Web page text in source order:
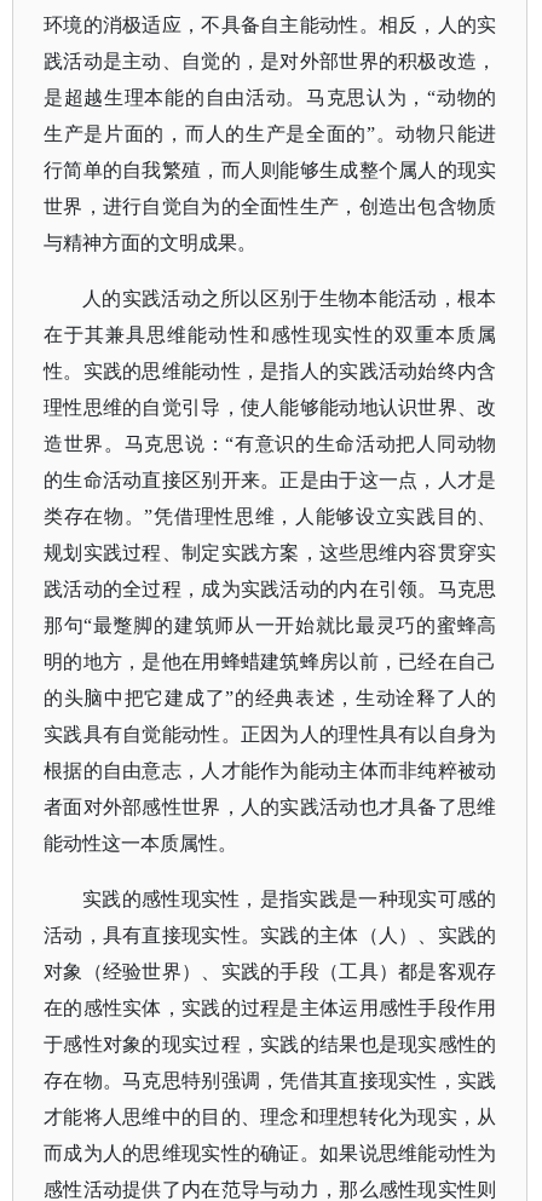
环境的消极适应，不具备自主能动性。相反，人的实
践活动是主动、自觉的，是对外部世界的积极改造，
是超越生理本能的自由活动。马克思认为，“动物的
生产是片面的，而人的生产是全面的”。动物只能进
行简单的自我繁殖，而人则能够生成整个属人的现实
世界，进行自觉自为的全面性生产，创造出包含物质
与精神方面的文明成果。
人的实践活动之所以区别于生物本能活动，根本
在于其兼具思维能动性和感性现实性的双重本质属
性。实践的思维能动性，是指人的实践活动始终内含
理性思维的自觉引导，使人能够能动地认识世界、改
造世界。马克思说：“有意识的生命活动把人同动物
的生命活动直接区别开来。正是由于这一点，人才是
类存在物。”凭借理性思维，人能够设立实践目的、
规划实践过程、制定实践方案，这些思维内容贯穿实
践活动的全过程，成为实践活动的内在引领。马克思
那句“最蹩脚的建筑师从一开始就比最灵巧的蜜蜂高
明的地方，是他在用蜂蜡建筑蜂房以前，已经在自己
的头脑中把它建成了”的经典表述，生动诠释了人的
实践具有自觉能动性。正因为人的理性具有以自身为
根据的自由意志，人才能作为能动主体而非纯粹被动
者面对外部感性世界，人的实践活动也才具备了思维
能动性这一本质属性。
实践的感性现实性，是指实践是一种现实可感的
活动，具有直接现实性。实践的主体（人）、实践的
对象（经验世界）、实践的手段（工具）都是客观存
在的感性实体，实践的过程是主体运用感性手段作用
于感性对象的现实过程，实践的结果也是现实感性的
存在物。马克思特别强调，凭借其直接现实性，实践
才能将人思维中的目的、理念和理想转化为现实，从
而成为人的思维现实性的确证。如果说思维能动性为
感性活动提供了内在范导与动力，那么感性现实性则